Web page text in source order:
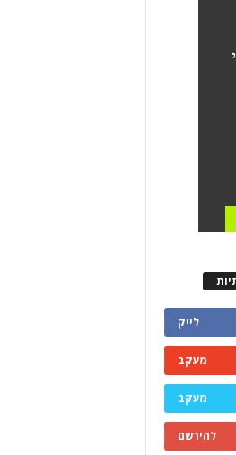
לייק
מעקב
מעקב
להירשם